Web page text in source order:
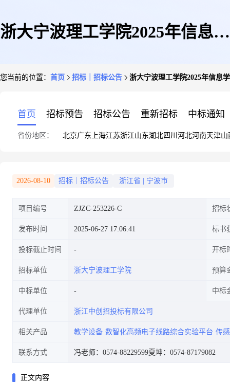
浙大宁波理工学院2025年信息学
您当前的位置： 首页 招标｜招标公告 浙大宁波理工学院2025年信息
首页 招标预告 招标公告 重新招标 中标通知
省份地区： 北京广东 上海江苏浙江山东湖北四川 河北河南天津山
2026-08-10 招标｜招标公告 浙江省 宁波市
项目编号 ZJZC-253226-C 招标
发布时间 2025-06-27 17:06:41 标书
投标截止时间 开标
招标单位 浙大宁波理工学院 预算
中标单位 中标
代理单位 浙江中创招投标有限公司
相关产品 教学设备 数智化高频电子线路综合实验平台 传
联系方式 冯老师：0574-88229599夏坤：0574-87179082
正文内容